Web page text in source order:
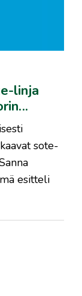
linja
sote-
esitteli